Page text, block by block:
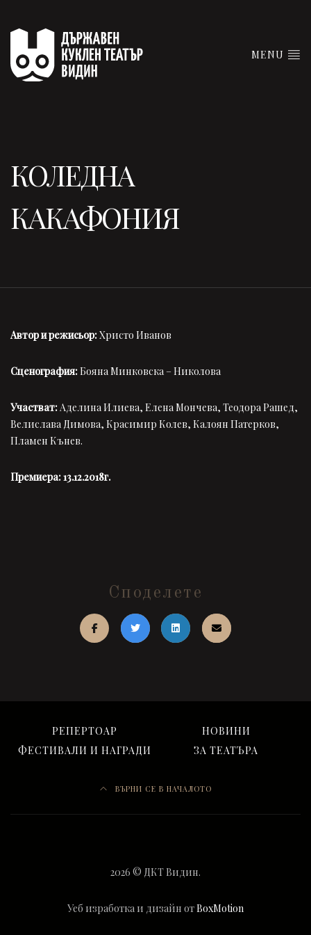
MENU
КОЛЕДНА
КАКАФОНИЯ
Автор и режисьор:Христо Иванов
Сценография:Бояна Минковска – Николова
Участват:Аделина Илиева, Елена Мончева, Теодора Рашед,
Велислава Димова, Красимир Колев, Калоян Патерков,
Пламен Кънев.
Премиера: 13.12.2018г.
Споделете
РЕПЕРТОАР
НОВИНИ
ФЕСТИВАЛИ И НАГРАДИ
ЗА ТЕАТЪРА
ВЪРНИ СЕ В НАЧАЛОТО
2026 © ДКТ Видин.
Уеб изработка и дизайн отBoxMotion